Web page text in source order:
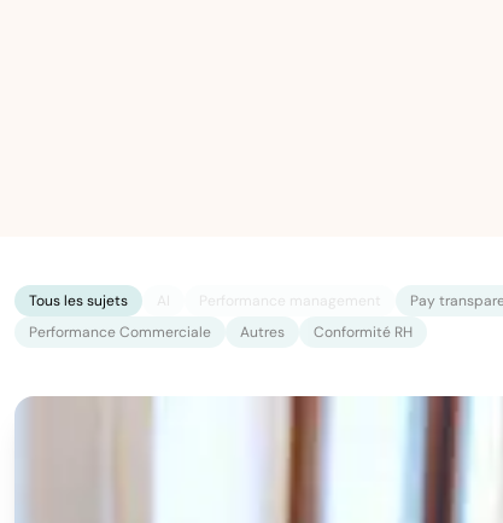
Tous les sujets AI Performance management Pay
Performance Commerciale
Autres Conformité RH